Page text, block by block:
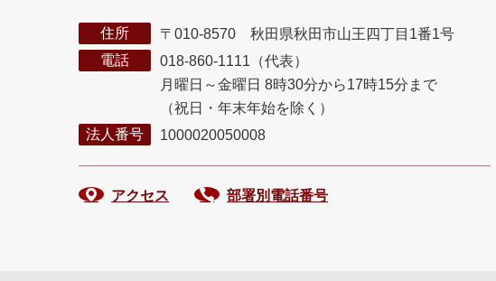
住所
〒010-8570 秋田県秋田市山王四丁目1番1号
電話
018-860-1111（代表）
月曜日～金曜日 8時30分から17時15分まで
（祝日・年末年始を除く）
法人番号
1000020050008
アクセス 部署別電話番号